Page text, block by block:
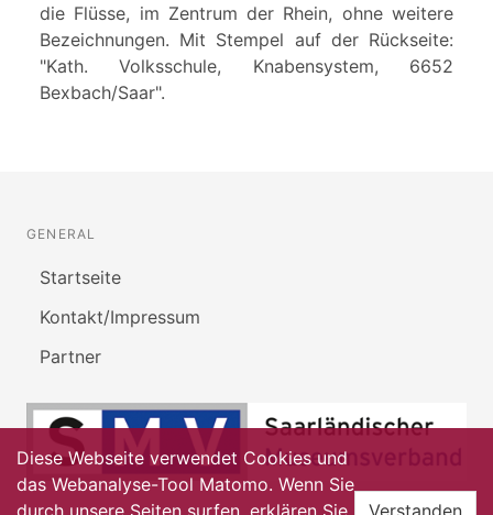
die Flüsse, im Zentrum der Rhein, ohne weitere
Bezeichnungen. Mit Stempel auf der Rückseite:
"Kath. Volksschule, Knabensystem, 6652
Bexbach/Saar".
GENERAL
Startseite
Kontakt/Impressum
Partner
Diese Webseite verwendet Cookies und
das Webanalyse-Tool Matomo. Wenn Sie
durch unsere Seiten surfen, erklären Sie
Verstanden